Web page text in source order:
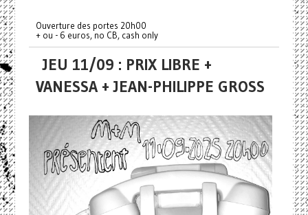
Ouverture des portes 20h00
+ ou - 6 euros, no CB, cash only
JEU 11/09 : PRIX LIBRE +
VANESSA + JEAN-PHILIPPE GROSS